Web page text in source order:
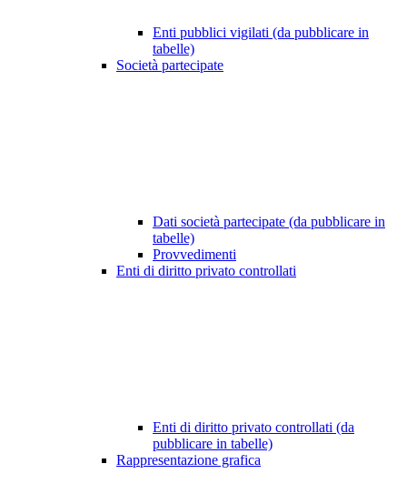
Enti pubblici vigilati (da pubblicare in
tabelle)
Società partecipate
Dati società partecipate (da pubblicare in
tabelle)
Provvedimenti
Enti di diritto privato controllati
Enti di diritto privato controllati (da
pubblicare in tabelle)
Rappresentazione grafica